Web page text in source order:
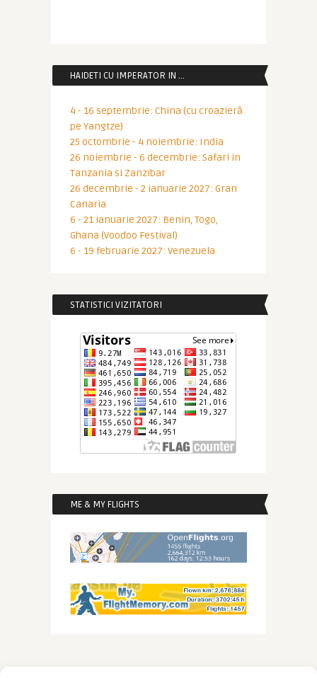
HAIDETI CU IMPERATOR IN …
4 - 16 septembrie: China (cu croazieră
pe Yangtze)
25 octombrie - 4 noiembrie: India
26 noiembrie - 6 decembrie: Safari in
Tanzania si Zanzibar
26 decembrie - 2 ianuarie 2027: Gran
Canaria
6 - 21 ianuarie 2027: Benin, Togo,
Ghana (Voodoo Festival)
6 - 19 februarie 2027: Venezuela
STATISTICI VIZITATORI
ME & MY FLIGHTS